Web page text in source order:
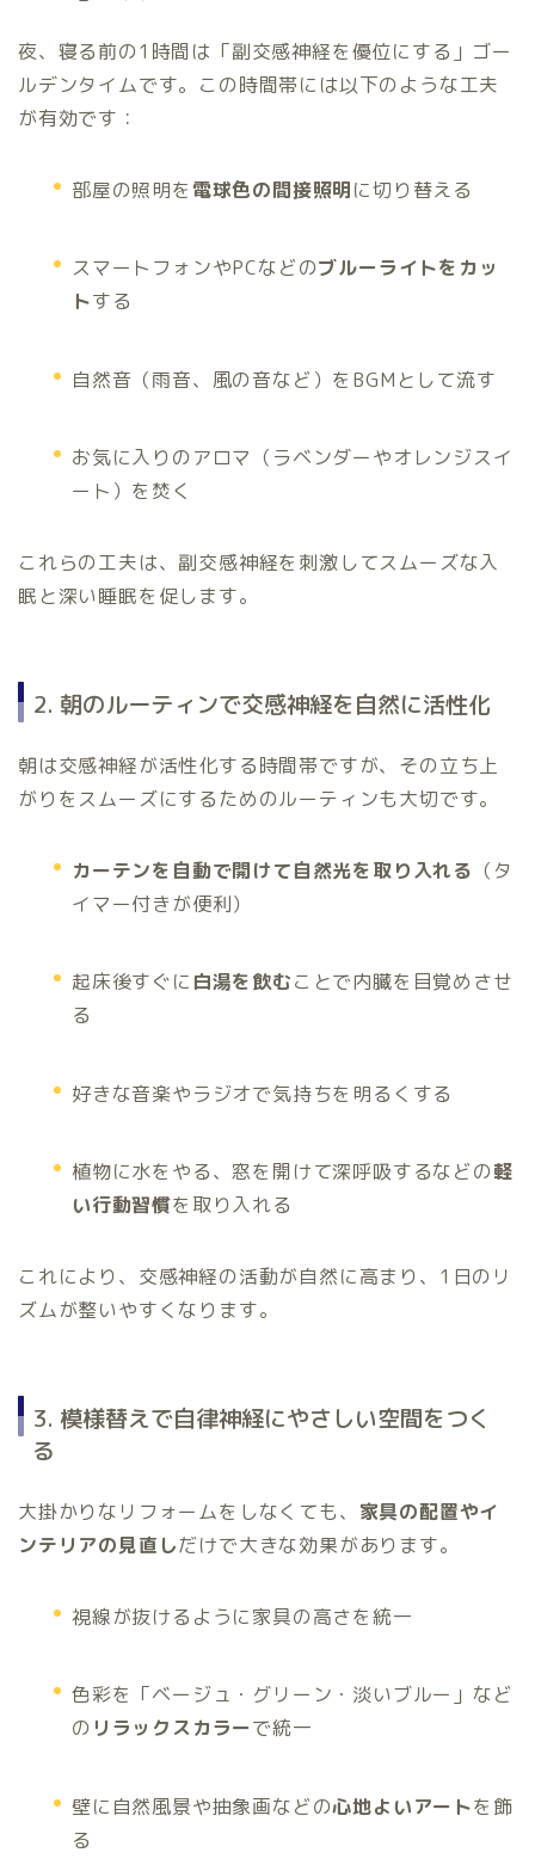
夜、寝る前の1時間は「副交感神経を優位にする」ゴー
ルデンタイムです。この時間帯には以下のような工夫
が有効です：
部屋の照明を 電球色の間接照明に切り替える
スマートフォンやPCなどのブルーライトをカッ
トする
自然音（雨音、風の音など）をBGMとして流す
お気に入りのアロマ（ラベンダーやオレンジスイ
ート）を焚く
これらの工夫は、副交感神経を刺激してスムーズな入
眠と深い睡眠を促します。
2. 朝のルーティンで交感神経を自然に活性化
朝は交感神経が活性化する時間帯ですが、その立ち上
がりをスムーズにするためのルーティンも大切です。
カーテンを自動で開けて自然光を取り入れる （タ
イマー付きが便利）
起床後すぐに白湯を飲むことで内臓を目覚めさせ
る
好きな音楽やラジオで気持ちを明るくする
植物に水をやる、窓を開けて深呼吸するなどの軽
い行動習慣を取り入れる
これにより、交感神経の活動が自然に高まり、1日のリ
ズムが整いやすくなります。
3. 模様替えで自律神経にやさしい空間をつく
る
大掛かりなリフォームをしなくても、 家具の配置やイ
ンテリアの見直しだけで大きな効果があります。
視線が抜けるように家具の高さを統一
色彩を「ベージュ・グリーン・淡いブルー」など
の リラックスカラーで統一
壁に自然風景や抽象画などの心地よいアートを飾
る